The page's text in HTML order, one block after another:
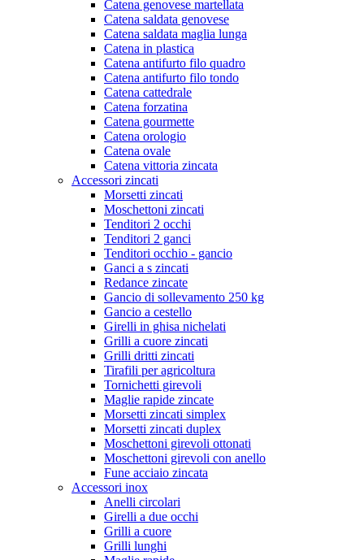
Catena genovese martellata
Catena saldata genovese
Catena saldata maglia lunga
Catena in plastica
Catena antifurto filo quadro
Catena antifurto filo tondo
Catena cattedrale
Catena forzatina
Catena gourmette
Catena orologio
Catena ovale
Catena vittoria zincata
Accessori zincati
Morsetti zincati
Moschettoni zincati
Tenditori 2 occhi
Tenditori 2 ganci
Tenditori occhio - gancio
Ganci a s zincati
Redance zincate
Gancio di sollevamento 250 kg
Gancio a cestello
Girelli in ghisa nichelati
Grilli a cuore zincati
Grilli dritti zincati
Tirafili per agricoltura
Tornichetti girevoli
Maglie rapide zincate
Morsetti zincati simplex
Morsetti zincati duplex
Moschettoni girevoli ottonati
Moschettoni girevoli con anello
Fune acciaio zincata
Accessori inox
Anelli circolari
Girelli a due occhi
Grilli a cuore
Grilli lunghi